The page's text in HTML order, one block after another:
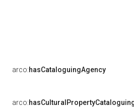
arco:hasCataloguingAgency
arco: